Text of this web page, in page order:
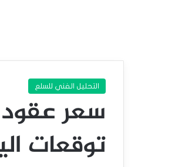
التحليل الفني للسلع
سعر عقود
توقعات اليوم 16-